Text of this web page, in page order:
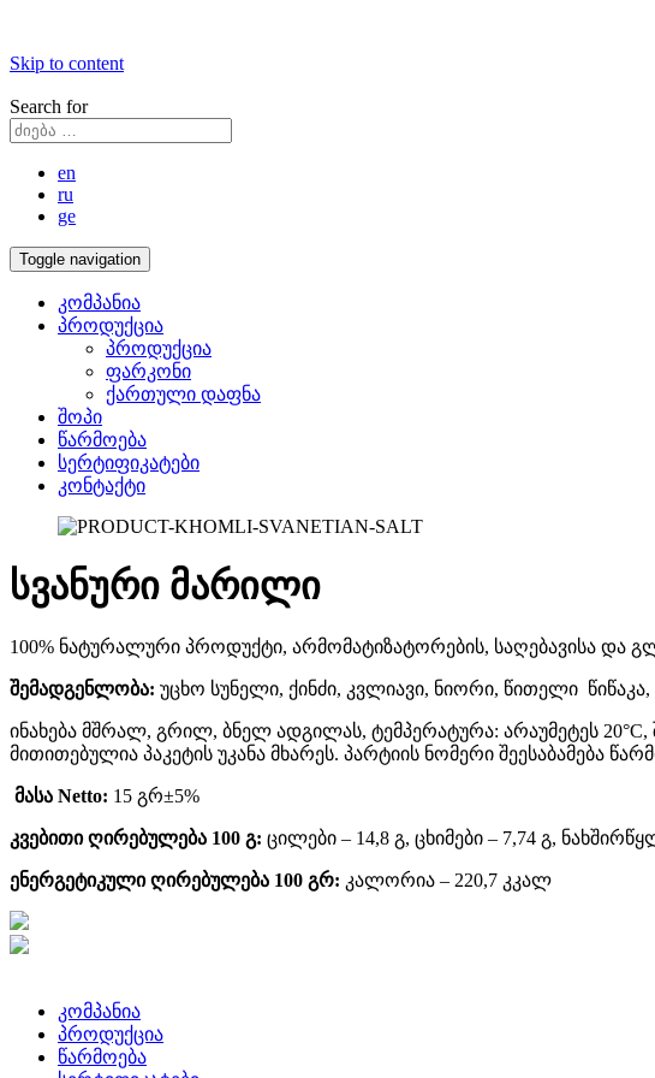
Skip to content
Search for
en
ru
ge
Toggle navigation
კომპანია
პროდუქცია
პროდუქცია
ფარკონი
ქართული დაფნა
შოპი
წარმოება
სერტიფიკატები
კონტაქტი
სვანური მარილი
100% ნატურალური პროდუქტი, არმომატიზატორების, საღებავისა და
შემადგენლობა: უცხო სუნელი, ქინძი, კვლიავი, ნიორი, წითელი
ინახება მშრალ, გრილ, ბნელ ადგილას, ტემპერატურა: არაუმეტეს
მითითებულია პაკეტის უკანა მხარეს. პარტიის ნომერი შეესაბამება
მასა Netto: 15 გრ±5%
კვებითი ღირებულება 100 გ: ცილები – 14,8 გ, ცხიმები – 7,74 გ,
ენერგეტიკული ღირებულება 100 გრ: კალორია – 220,7 კკალ
კომპანია
პროდუქცია
წარმოება